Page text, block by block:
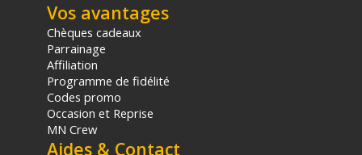
Vos avantages
Chèques cadeaux
Parrainage
Affiliation
Programme de fidélité
Codes promo
Occasion et Reprise
MN Crew
Aides & Contact